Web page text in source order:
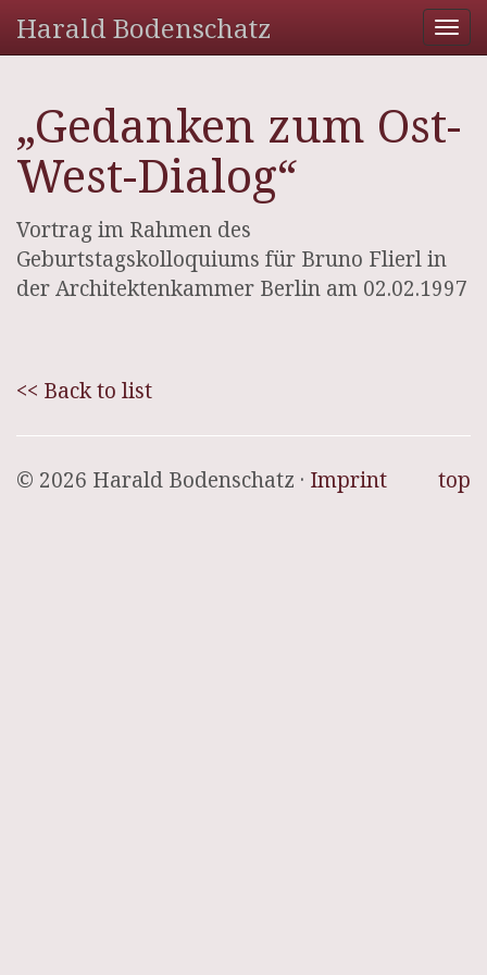
Harald Bodenschatz
„Gedanken zum Ost-
West-Dialog“
Vortrag im Rahmen des
Geburtstagskolloquiums für Bruno Flierl in
der Architektenkammer Berlin am 02.02.1997
<< Back to list
top
© 2026 Harald Bodenschatz · Imprint